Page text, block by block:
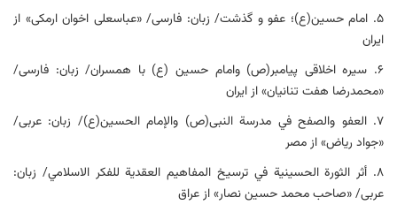
۵. امام حسین(ع)؛ عفو و گذشت/ زبان: فارسی/ «عباسعلی اخوان ارمکی» از
ایران
۶. سیره اخلاقی پیامبر(ص) وامام حسین (ع) با همسران/ زبان: فارسی/
«محمدرضا هفت تنانیان» از ایران
۷. العفو والصفح في مدرسة النبى(ص) والإمام الحسين(ع)/ زبان: عربی/
«جواد رياض» از مصر
۸. أثر الثورة الحسينية في ترسيخ المفاهيم العقدية للفكر الاسلامي/ زبان:
عربی/ «صاحب محمد حسين نصار» از عراق